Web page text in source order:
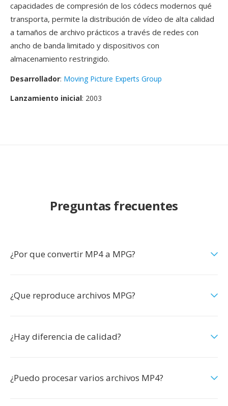
capacidades de compresión de los códecs modernos qué
transporta, permite la distribución de vídeo de alta calidad
a tamaños de archivo prácticos a través de redes con
ancho de banda limitado y dispositivos con
almacenamiento restringido.
Desarrollador: Moving Picture Experts Group
Lanzamiento inicial: 2003
Preguntas frecuentes
¿Por que convertir MP4 a MPG?
¿Que reproduce archivos MPG?
¿Hay diferencia de calidad?
¿Puedo procesar varios archivos MP4?